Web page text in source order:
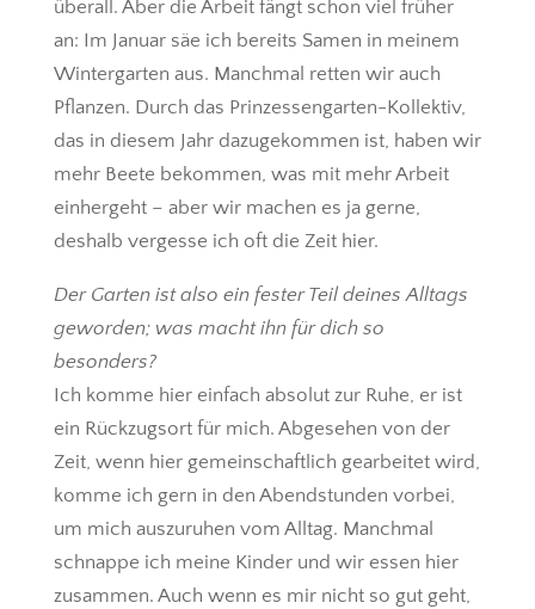
überall. Aber die Arbeit fängt schon viel früher
an: Im Januar säe ich bereits Samen in meinem
Wintergarten aus. Manchmal retten wir auch
Pflanzen. Durch das Prinzessengarten-Kollektiv,
das in diesem Jahr dazugekommen ist, haben wir
mehr Beete bekommen, was mit mehr Arbeit
einhergeht – aber wir machen es ja gerne,
deshalb vergesse ich oft die Zeit hier.
Der Garten ist also ein fester Teil deines Alltags
geworden; was macht ihn für dich so
besonders?
Ich komme hier einfach absolut zur Ruhe, er ist
ein Rückzugsort für mich. Abgesehen von der
Zeit, wenn hier gemeinschaftlich gearbeitet wird,
komme ich gern in den Abendstunden vorbei,
um mich auszuruhen vom Alltag. Manchmal
schnappe ich meine Kinder und wir essen hier
zusammen. Auch wenn es mir nicht so gut geht,